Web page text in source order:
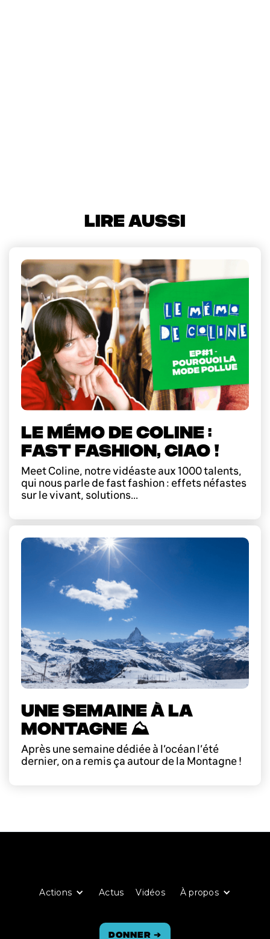
LIRE AUSSI
LE MÉMO DE COLINE :
FAST FASHION, CIAO !
Meet Coline, notre vidéaste aux 1000 talents,
qui nous parle de fast fashion : effets néfastes
sur le vivant, solutions...
UNE SEMAINE À LA
MONTAGNE ⛰️
Après une semaine dédiée à l’océan l’été
dernier, on a remis ça autour de la Montagne !
Actions Actus Vidéos À propos
Donner ➔